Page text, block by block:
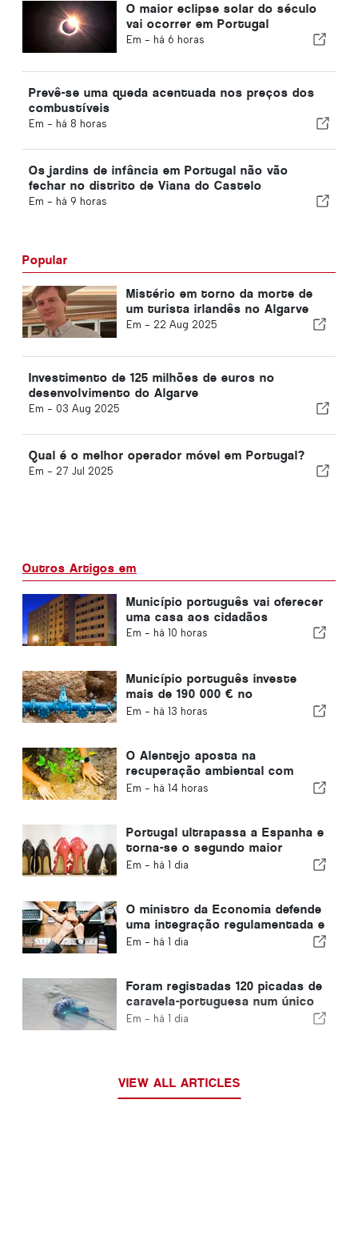
O maior eclipse solar do século
vai ocorrer em Portugal
Em - há 6 horas
Prevê-se uma queda acentuada nos preços dos
combustíveis
Em - há 8 horas
Os jardins de infância em Portugal não vão
fechar no distrito de Viana do Castelo
Em - há 9 horas
Popular
Mistério em torno da morte de
um turista irlandês no Algarve
Em - 22 Aug 2025
Investimento de 125 milhões de euros no
desenvolvimento do Algarve
Em - 03 Aug 2025
Qual é o melhor operador móvel em Portugal?
Em - 27 Jul 2025
Outros Artigos em
Município português vai oferecer
uma casa aos cidadãos
Em - há 10 horas
Município português investe
mais de 190 000 € no
abastecimento de água
Em - há 13 horas
O Alentejo aposta na
recuperação ambiental com
fundos europeus
Em - há 14 horas
Portugal ultrapassa a Espanha e
torna-se o segundo maior
produtor de calçado da Europa
Em - há 1 dia
O ministro da Economia defende
uma integração regulamentada e
garante um canal acelerado para
Em - há 1 dia
Foram registadas 120 picadas de
caravela-portuguesa num único
dia
Em - há 1 dia
VIEW ALL ARTICLES